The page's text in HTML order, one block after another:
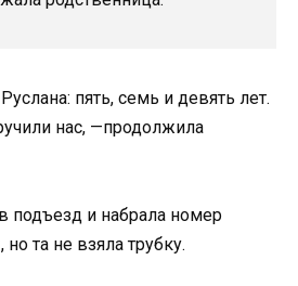
пять, семь и девять лет.
нас, —продолжила
подъезд и набрала номер
та не взяла трубку.